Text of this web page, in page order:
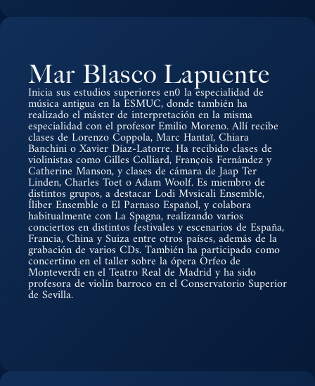
Mar Blasco Lapuente
Inicia sus estudios superiores en0 la especialidad de
música antigua en la ESMUC, donde también ha
realizado el máster de interpretación en la misma
especialidad con el profesor Emilio Moreno. Allí recibe
clases de Lorenzo Coppola, Marc Hantaï, Chiara
Banchini o Xavier Díaz-Latorre. Ha recibido clases de
violinistas como Gilles Colliard, François Fernández y
Catherine Manson, y clases de cámara de Jaap Ter
Linden, Charles Toet o Adam Woolf. Es miembro de
distintos grupos, a destacar Lodi Mvsicali Ensemble,
Íliber Ensemble o El Parnaso Español, y colabora
habitualmente con La Spagna, realizando varios
conciertos en distintos festivales y escenarios de España,
Francia, China y Suiza entre otros países, además de la
grabación de varios CDs. También ha participado como
concertino en el taller sobre la ópera Orfeo de
Monteverdi en el Teatro Real de Madrid y ha sido
profesora de violín barroco en el Conservatorio Superior
de Sevilla.